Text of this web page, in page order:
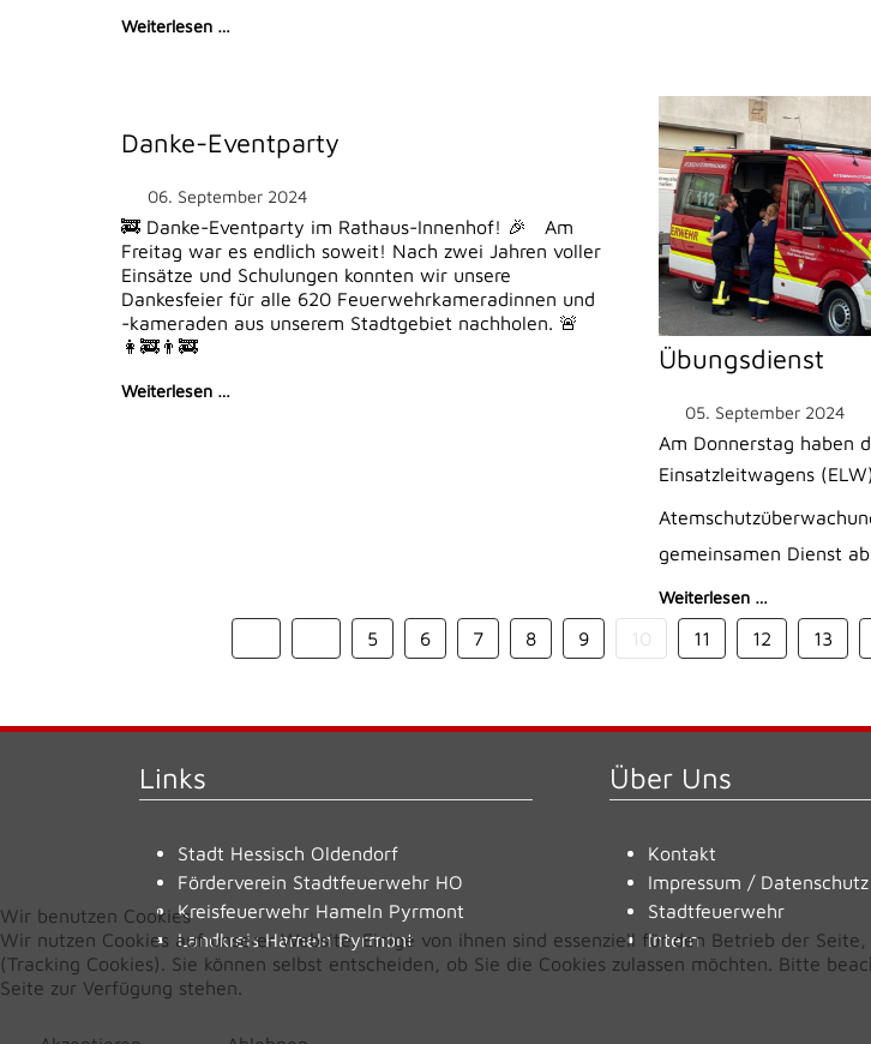
Weiterlesen …
Danke-Eventparty
06. September 2024
🚒 Danke-Eventparty im Rathaus-Innenhof! 🎉 Am
Freitag war es endlich soweit! Nach zwei Jahren voller
Einsätze und Schulungen konnten wir unsere
Dankesfeier für alle 620 Feuerwehrkameradinnen und
-kameraden aus unserem Stadtgebiet nachholen. 🚨
👩‍🚒👨‍🚒
Weiterlesen …
Übungsdienst
05. September 2024
Am Donnerstag haben
Einsatzleitwagens (ELW)
gemeinsamen Dienst
Weiterlesen …
5 6 7 8 9 10 11 12 13
Links
Stadt Hessisch Oldendorf
Förderverein Stadtfeuerwehr HO
Kreisfeuerwehr Hameln Pyrmont
Landkreis Hameln Pyrmont
Über Uns
Kontakt
Impressum / Datenschutz
Stadtfeuerwehr
Intern
Wir benutzen Cookies
Wir nutzen Cookies auf unserer Website. Einige von ihnen sind essenziell für den Betrieb der
(Tracking Cookies). Sie können selbst entscheiden, ob Sie die Cookies zulassen möchten. Bitte
Seite zur Verfügung stehen.